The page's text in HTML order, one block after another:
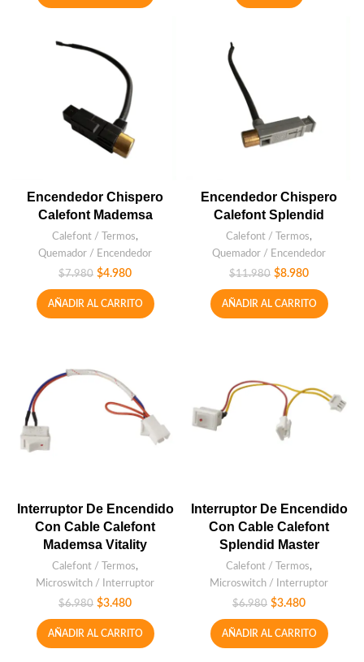
Encendedor Chispero
Calefont Mademsa
Calefont / Termos,
Quemador / Encendedor
$7.980 $4.980
AÑADIR AL CARRITO
Encendedor Chispero
Calefont Splendid
Calefont / Termos,
Quemador / Encendedor
$11.980 $8.980
AÑADIR AL CARRITO
Interruptor De Encendido
Con Cable Calefont
Mademsa Vitality
Calefont / Termos,
Microswitch / Interruptor
$6.980 $3.480
AÑADIR AL CARRITO
Interruptor De Encendido
Con Cable Calefont
Splendid Master
Calefont / Termos,
Microswitch / Interruptor
$6.980 $3.480
AÑADIR AL CARRITO